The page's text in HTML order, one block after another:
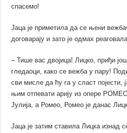
спасемо!
Јаца је приметила да се њени
договарају и зато је одмах
– Тише вас двојица! Лицко, приђи
гледаоци, како се вежба у пару!
сви мисле да ћу га у сласт појести,
њим отпевати арију из опере
Јулија, а Ромео, Ромео је данас
Јаца је затим ставила Лицка изнад